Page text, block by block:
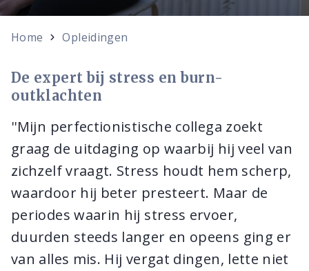
Home Opleidingen
De expert bij stress en burn-
outklachten
''Mijn perfectionistische collega zoekt
graag de uitdaging op waarbij hij veel van
zichzelf vraagt. Stress houdt hem scherp,
waardoor hij beter presteert. Maar de
periodes waarin hij stress ervoer,
duurden steeds langer en opeens ging er
van alles mis. Hij vergat dingen, lette niet